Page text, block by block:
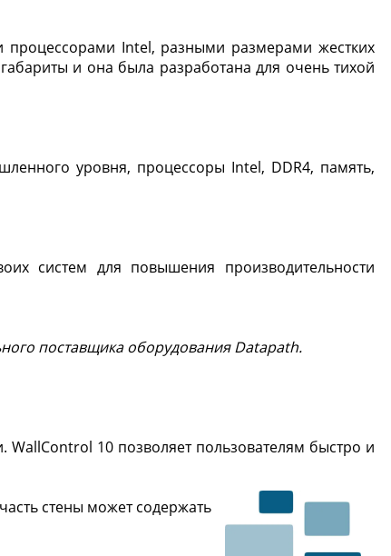
процессорами Intel, разными размерами жестких
и она была разработана для очень тихой
уровня, процессоры Intel, DDR4, память,
систем для повышения производительности
поставщика оборудования Datapath.
WallControl 10 позволяет пользователям быстро и
стены может содержать